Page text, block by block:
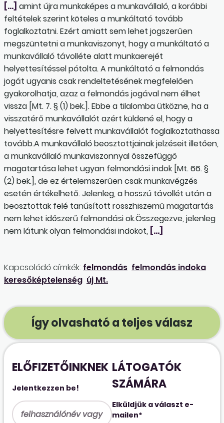
[…] amint újra munkaképes a munkavállaló, a korábbi
feltételek szerint köteles a munkáltató tovább
foglalkoztatni. Ezért amiatt sem lehet jogszerűen
megszüntetni a munkaviszonyt, hogy a munkáltató a
munkavállaló távolléte alatt munkaerejét
helyettesítéssel pótolta. A munkáltató a felmondás
jogát ugyanis csak rendeltetésének megfelelően
gyakorolhatja, azaz a felmondás jogával nem élhet
vissza [Mt. 7. § (1) bek.]. Ebbe a tilalomba ütközne, ha a
visszatérő munkavállalót azért küldené el, hogy a
helyettesítésre felvett munkavállalót foglalkoztathassa
tovább.A munkavállaló beosztottjainak jelzéseit illetően,
a munkavállaló munkaviszonnyal összefüggő
magatartása lehet ugyan felmondási indok [Mt. 66. §
(2) bek.], de ez értelemszerűen csak munkavégzés
esetén értékelhető. Jelenleg, a hosszú távollét után a
beosztottak felé tanúsított rosszhiszemű magatartás
nem lehet időszerű felmondási ok.Összegezve, jelenleg
nem látunk olyan felmondási indokot, […]
Kapcsolódó címkék: felmondás felmondás indoka
keresőképtelenség új Mt.
Így olvasható a teljes válasz
ELŐFIZETŐINKNEK
Jelentkezzen be!
LÁTOGATÓK
SZÁMÁRA
Elküldjük a választ e-
mailen*